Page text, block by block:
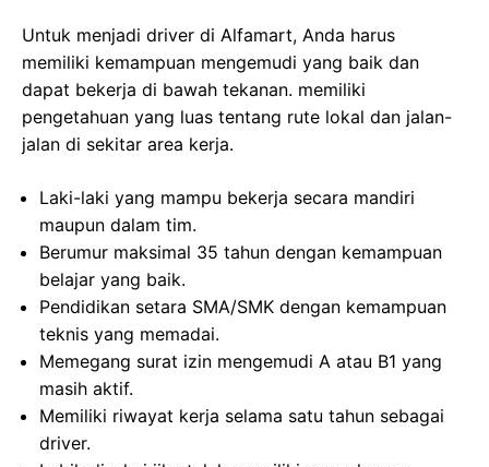
Untuk menjadi driver di Alfamart, Anda harus
memiliki kemampuan mengemudi yang baik dan
dapat bekerja di bawah tekanan. memiliki
pengetahuan yang luas tentang rute lokal dan jalan-
jalan di sekitar area kerja.
Laki-laki yang mampu bekerja secara mandiri
maupun dalam tim.
Berumur maksimal 35 tahun dengan kemampuan
belajar yang baik.
Pendidikan setara SMA/SMK dengan kemampuan
teknis yang memadai.
Memegang surat izin mengemudi A atau B1 yang
masih aktif.
Memiliki riwayat kerja selama satu tahun sebagai
driver.